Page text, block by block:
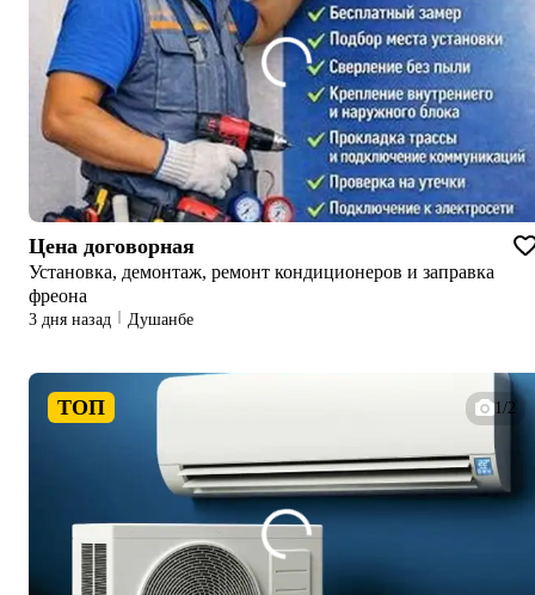
Цена договорная
Установка, демонтаж, ремонт кондиционеров и заправка
фреона
3 дня назад Душанбе
ТОП 1/2